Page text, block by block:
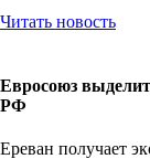
Читать новость
Евросоюз
РФ
Ереван получает